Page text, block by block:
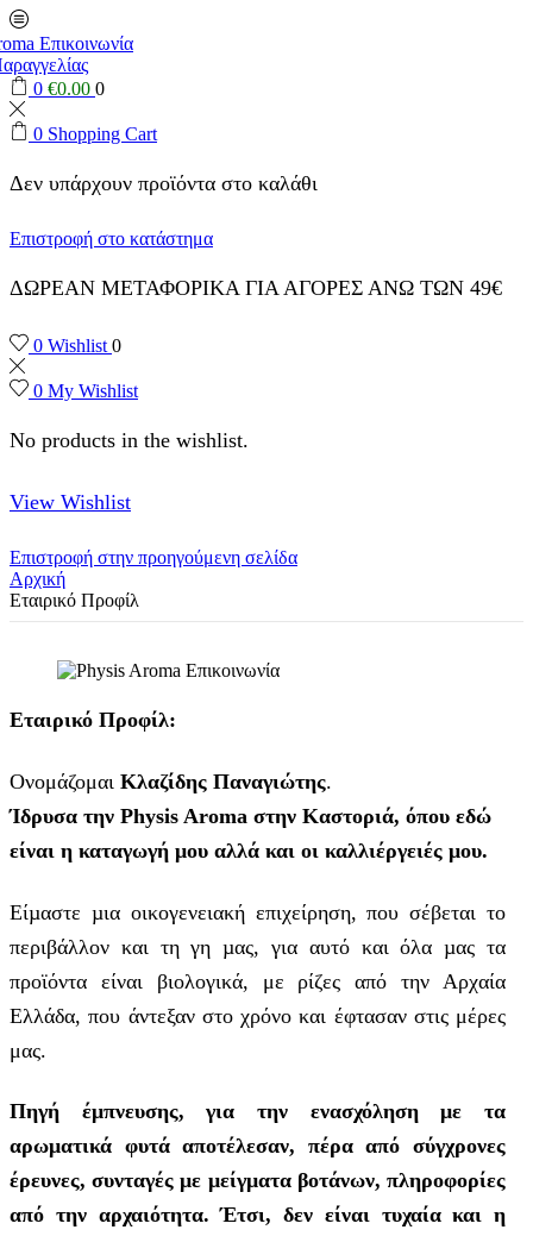
0 €0.00 0
0 Shopping Cart
Δεν υπάρχουν προϊόντα στο καλάθι
Επιστροφή στο κατάστημα
ΔΩΡΕΑΝ ΜΕΤΑΦΟΡΙΚΑ ΓΙΑ ΑΓΟΡΕΣ ΑΝΩ ΤΩΝ 49€
0 Wishlist 0
0 My Wishlist
No products in the wishlist.
View Wishlist
Επιστροφή στην προηγούμενη σελίδα
Αρχική
Εταιρικό Προφίλ
Εταιρικό Προφίλ:
Ονομάζομαι Κλαζίδης Παναγιώτης.
Ίδρυσα την Physis Aroma στην Καστοριά, όπου εδώ
είναι η καταγωγή μου αλλά και οι καλλιέργειές μου.
Είµαστε µια οικογενειακή επιχείρηση, που σέβεται το
περιβάλλον και τη γη µας, για αυτό και όλα µας τα
προϊόντα είναι βιολογικά, με ρίζες από την Αρχαία
Ελλάδα, που άντεξαν στο χρόνο και έφτασαν στις μέρες
μας.
Πηγή έμπνευσης, για την ενασχόληση με τα
αρωματικά φυτά αποτέλεσαν, πέρα από σύγχρονες
έρευνες, συνταγές με μείγματα βοτάνων, πληροφορίες
από την αρχαιότητα. Έτσι, δεν είναι τυχαία και η